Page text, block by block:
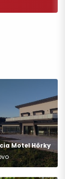
Motel Hôrky